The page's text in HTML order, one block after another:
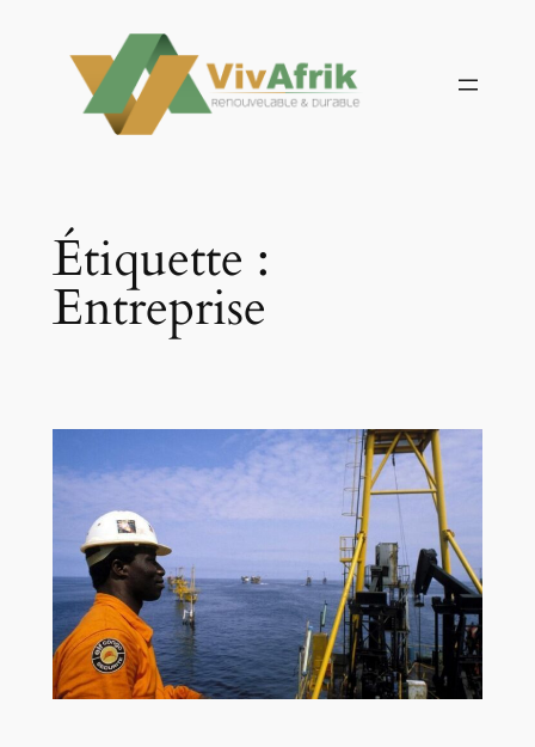
contenu
Étiquette :
Entreprise